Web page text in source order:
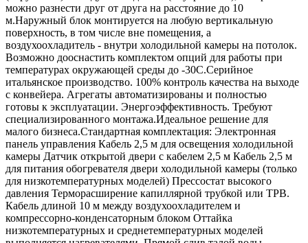
можно разнести друг от друга на расстояние до 10
м.Наружный блок монтируется на любую вертикальную
поверхность, в том числе вне помещения, а
воздухоохладитель - внутри холодильной камеры на потолок.
Возможно дооснастить комплектом опций для работы при
температурах окружающей среды до -30С.Серийное
итальянское производство. 100% контроль качества на выходе
с конвейера. Агрегаты автоматизированы и полностью
готовы к эксплуатации. Энергоэффективность. Требуют
специализированного монтажа.Идеальное решение для
малого бизнеса.Стандартная комплектация: Электронная
панель управления Кабель 2,5 м для освещения холодильной
камеры Датчик открытой двери с кабелем 2,5 м Кабель 2,5 м
для питания обогревателя двери холодильной камеры (только
для низкотемпературных моделей) Прессостат высокого
давления Терморасширение капиллярной трубкой или ТРВ.
Кабель длиной 10 м между воздухоохладителем и
компрессорно-конденсаторным блоком Оттайка
низкотемпературных и среднетемпературных моделей